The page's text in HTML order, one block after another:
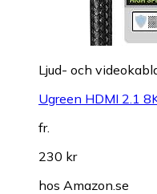
Ljud- och
Ugreen HDMI 2.1
fr.
230 kr
hos Amazon.se